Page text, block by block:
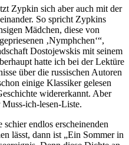
Zypkin sich aber auch mit der
So spricht Zypkins
Mädchen, diese von
‚Nymphchen‘“,
Dostojewskis mit seinem
hatte ich bei der Lektüre
über die russischen Autoren
einige Klassiker gelesen
widererkannt. Aber
ich-lesen-Liste.
endlos erscheinenden
lässt, dann ist „Ein Sommer in